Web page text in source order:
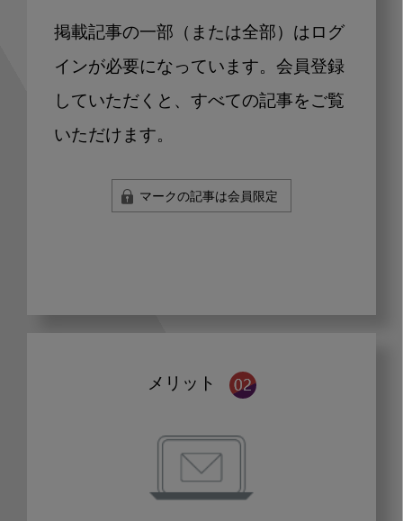
掲載記事の一部（または全部）はログ
インが必要になっています。会員登録
していただくと、すべての記事をご覧
いただけます。
マークの記事は会員限定
メリット